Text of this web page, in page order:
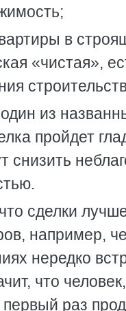
в
«чистая»,
из
пройдет
снизить
сделки
например,
нередко
что
раз